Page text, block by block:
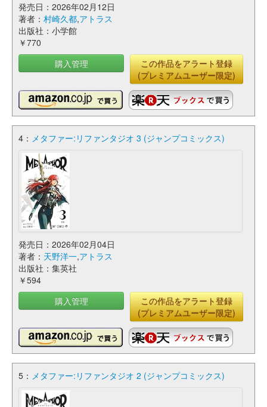
発売日：2026年02月12日
著者： 村崎久都,アトラス
出版社：小学館
￥770
購入管理
この作品をアラート登録
(プレミアムユーザー限定)
4： メタファー:リファンタジオ 3 (ジャンプコミックス)
発売日：2026年02月04日
著者： 天野洋一,アトラス
出版社：集英社
￥594
購入管理
この作品をアラート登録
(プレミアムユーザー限定)
5： メタファー:リファンタジオ 2 (ジャンプコミックス)